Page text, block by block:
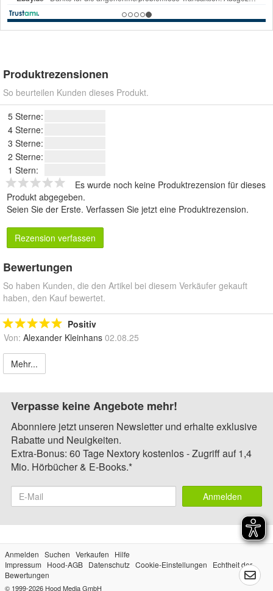
Produktrezensionen
So beurteilen Kunden dieses Produkt.
5 Sterne:
4 Sterne:
3 Sterne:
2 Sterne:
1 Stern:
Es wurde noch keine Produktrezension für dieses
Produkt abgegeben.
Seien Sie der Erste. Verfassen Sie jetzt eine Produktrezension.
Rezension verfassen
Bewertungen
So haben Kunden, die den Artikel bei diesem Verkäufer gekauft
haben, den Kauf bewertet.
Positiv
Von: Alexander Kleinhans 02.08.25
Mehr...
Verpasse keine Angebote mehr!
Abonniere jetzt unseren Newsletter und erhalte exklusive
Rabatte und Neuigkeiten.
Extra-Bonus: 60 Tage Nextory kostenlos - Zugriff auf 1,4
Mio. Hörbücher & E-Books.*
Anmelden
Anmelden Suchen Verkaufen
Hilfe
Impressum
Hood-AGB Datenschutz Cookie-Einstellungen
Echtheit der
Bewertungen
© 1999-2026 Hood Media GmbH